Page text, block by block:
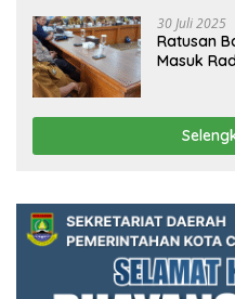
30 Juli 2025
Ratusan
Masuk